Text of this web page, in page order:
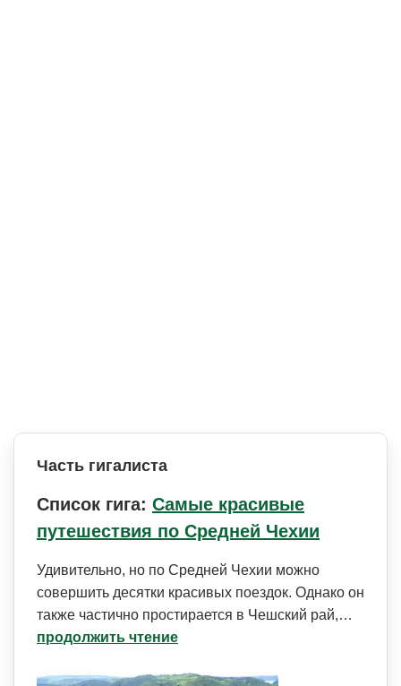
Часть гигалиста
Список гига: Самые красивые
путешествия по Средней Чехии
Удивительно, но по Средней Чехии можно
совершить десятки красивых поездок. Однако он
также частично простирается в Чешский рай,…
продолжить чтение